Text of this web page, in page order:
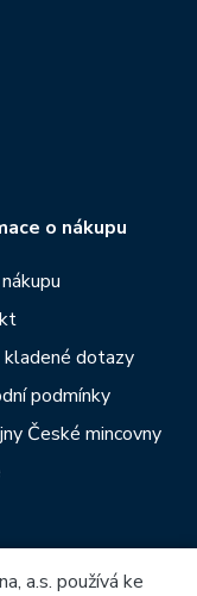
o nákupu
kladené dotazy
podmínky
České mincovny
a.s. používá ke